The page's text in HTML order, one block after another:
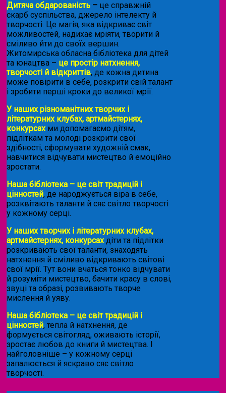
Дитяча обдарованість – це справжній
скарб суспільства, джерело інтелекту й
творчості. Це магія, яка відкриває світ
можливостей, надихає мріяти, творити й
сміливо йти до своїх вершин.
Житомирська обласна бібліотека для дітей
та юнацтва – це простір натхнення,
творчості й відкриттів, де кожна дитина
може повірити в себе, розкрити свій талант
і зробити перші кроки до великої мрії.
У наших різноманітних творчих і
літературних клубах, артмайстернях,
конкурсахми допомагаємо дітям,
підліткам та молоді розкрити свої
здібності, сформувати художній смак,
навчитися відчувати мистецтво й емоційно
зростати.
Наша бібліотека – це світ традицій і
цінностей, де народжується віра в себе,
розквітають таланти й сяє світло творчості
у кожному серці.
У наших творчих і літературних клубах,
артмайстернях, конкурсахдіти та підлітки
розкривають свої таланти, знаходять
натхнення й сміливо відкривають світові
свої мрії. Тут вони вчаться тонко відчувати
й розуміти мистецтво, бачити красу в слові,
звуці та образі, розвивають творче
мислення й уяву.
Наша бібліотека – це світ традицій і
цінностей, тепла й натхнення, де
формується світогляд, оживають історії,
зростає любов до книги й мистецтва. І
найголовніше – у кожному серці
запалюється й яскраво сяє світло
творчості.